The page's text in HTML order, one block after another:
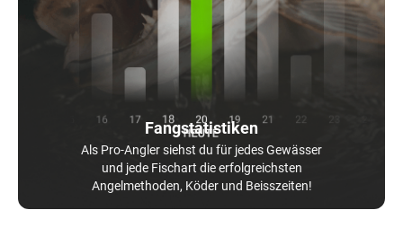
Fangstatistiken
Als Pro-Angler siehst du für jedes Gewässer
und jede Fischart die erfolgreichsten
Angelmethoden, Köder und Beisszeiten!